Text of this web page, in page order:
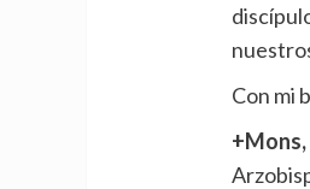
Con mi